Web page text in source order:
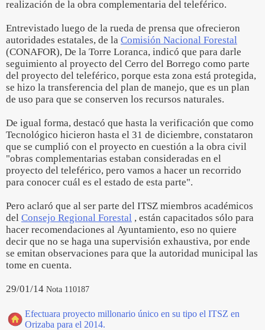
realización de la obra complementaria del teleférico.
Entrevistado luego de la rueda de prensa que ofrecieron
autoridades estatales, de la Comisión Nacional Forestal
(CONAFOR), De la Torre Loranca, indicó que para darle
seguimiento al proyecto del Cerro del Borrego como parte
del proyecto del teleférico, porque esta zona está protegida,
se hizo la transferencia del plan de manejo, que es un plan
de uso para que se conserven los recursos naturales.
De igual forma, destacó que hasta la verificación que como
Tecnológico hicieron hasta el 31 de diciembre, constataron
que se cumplió con el proyecto en cuestión a la obra civil
"obras complementarias estaban consideradas en el
proyecto del teleférico, pero vamos a hacer un recorrido
para conocer cuál es el estado de esta parte".
Pero aclaró que al ser parte del ITSZ miembros académicos
del Consejo Regional Forestal , están capacitados sólo para
hacer recomendaciones al Ayuntamiento, eso no quiere
decir que no se haga una supervisión exhaustiva, por ende
se emitan observaciones para que la autoridad municipal las
tome en cuenta.
29/01/14 Nota 110187
Efectuara proyecto millonario único en su tipo el ITSZ en
Orizaba para el 2014.